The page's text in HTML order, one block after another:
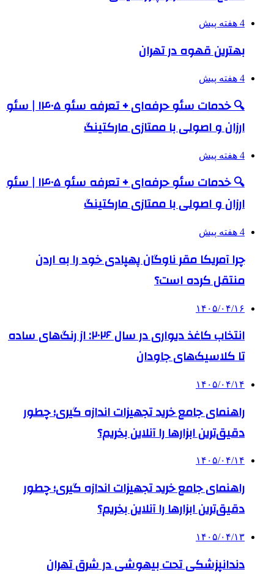
4 هفته پیش
بهترین قهوه در تهران
4 هفته پیش
🔍 خدمات سئو حرفه‌ای + تعرفه سئو ۱۴۰۵ | سئو
ارزان و اصولی با ممتازی مارکتینگ
4 هفته پیش
🔍 خدمات سئو حرفه‌ای + تعرفه سئو ۱۴۰۵ | سئو
ارزان و اصولی با ممتازی مارکتینگ
4 هفته پیش
چرا آمریکا مقر ناوگان پهپادی خود را به اردن
منتقل کرده است؟
۱۴۰۵/۰۴/۱۶
انتخاب کاغذ دیواری در سال ۲۰۲۶: از رنگ‌های ساده
تا کلاسیک‌های جاودان
۱۴۰۵/۰۴/۱۴
راهنمای جامع خرید تجهیزات اندازه گیری؛ چطور
دقیق‌ترین ابزارها را آنلاین بخریم؟
۱۴۰۵/۰۴/۱۴
راهنمای جامع خرید تجهیزات اندازه گیری؛ چطور
دقیق‌ترین ابزارها را آنلاین بخریم؟
۱۴۰۵/۰۴/۱۳
دندانپزشکی تحت بیهوشی در شرق تهران